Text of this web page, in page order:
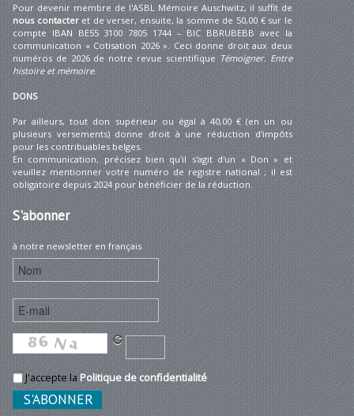
Pour devenir membre de l'ASBL Mémoire Auschwitz, il suffit de
nous contacteret de verser, ensuite, la somme de 50,00 € sur le
compte IBAN BE55 3100 7805 1744 – BIC BBRUBEBB avec la
communication « Cotisation 2026 ». Ceci donne droit aux deux
numéros de 2026 de notre revue scientifique Témoigner. Entre
histoire et mémoire.
DONS
Par ailleurs, tout don supérieur ou égal à 40,00 € (en un ou
plusieurs versements) donne droit à une réduction d'impôts
pour les contribuables belges.
En communication, précisez bien qu'il s'agit d'un « Don » et
veuillez mentionner votre numéro de registre national ; il est
obligatoire depuis 2024 pour bénéficier de la réduction.
S'abonner
à notre newsletter en français
J'accepte la Politique de confidentialité